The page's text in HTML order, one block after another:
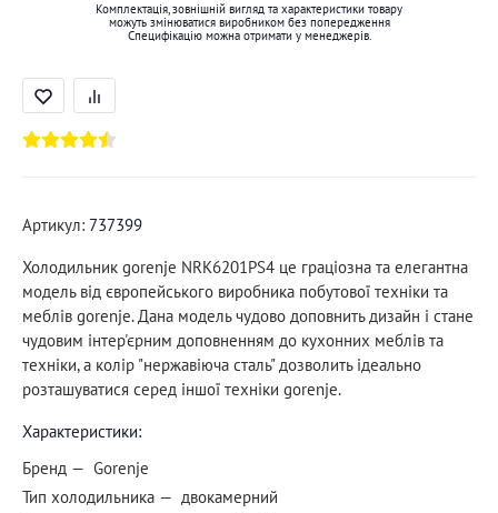
Комплектація, зовнішній вигляд та характеристики товару
можуть змінюватися виробником без попередження
Специфікацію можна отримати у менеджерів.
Артикул: 737399
Холодильник gorenje NRK6201PS4 це граціозна та елегантна
модель від європейського виробника побутової техніки та
меблів gorenje. Дана модель чудово доповнить дизайн і стане
чудовим інтер'єрним доповненням до кухонних меблів та
техніки, а колір "нержавіюча сталь" дозволить ідеально
розташуватися серед іншої техніки gorenje.​
Характеристики:
Бренд
Gorenje
Тип холодильника
двокамерний